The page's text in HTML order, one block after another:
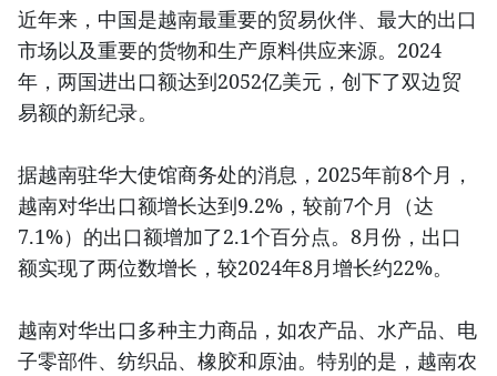
近年来，中国是越南最重要的贸易伙伴、最大的出口
市场以及重要的货物和生产原料供应来源。2024
年，两国进出口额达到2052亿美元，创下了双边贸
易额的新纪录。
据越南驻华大使馆商务处的消息，2025年前8个月，
越南对华出口额增长达到9.2%，较前7个月（达
7.1%）的出口额增加了2.1个百分点。8月份，出口
额实现了两位数增长，较2024年8月增长约22%。
越南对华出口多种主力商品，如农产品、水产品、电
子零部件、纺织品、橡胶和原油。特别的是，越南农